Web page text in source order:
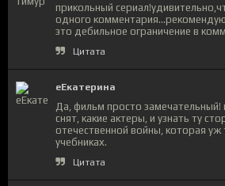
прикольный
одного
это дебильное ограничение в
Цитата
еЕкатерина
Да, фильм просто замечательный!
снят, какие актеры, и узнать ту
отечественной войны, которая уж
учебниках.
Цитата